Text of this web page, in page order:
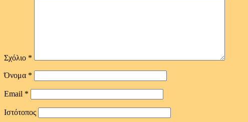
Σχόλιο *
Όνομα *
Email *
Ιστότοπος